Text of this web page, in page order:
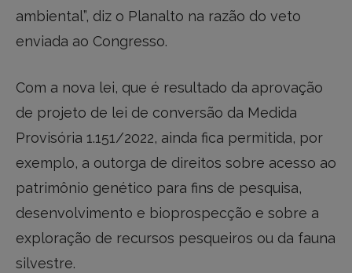
ambiental”, diz o Planalto na razão do veto
enviada ao Congresso.
Com a nova lei, que é resultado da aprovação
de projeto de lei de conversão da Medida
Provisória 1.151/2022, ainda fica permitida, por
exemplo, a outorga de direitos sobre acesso ao
patrimônio genético para fins de pesquisa,
desenvolvimento e bioprospecção e sobre a
exploração de recursos pesqueiros ou da fauna
silvestre.